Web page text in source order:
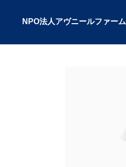
NPO法人アヴニールファーム